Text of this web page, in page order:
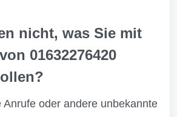
nicht, was Sie mit
01632276420
oder andere unbekannte